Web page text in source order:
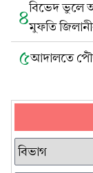
৪বিভেদ ভুলে
মুফতি
৫আদালতে